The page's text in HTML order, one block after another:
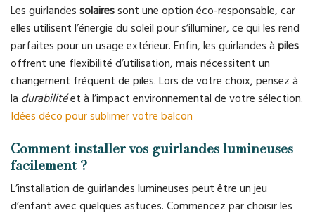
Les guirlandes solairessont une option éco-responsable, car
elles utilisent l’énergie du soleil pour s’illuminer, ce qui les rend
parfaites pour un usage extérieur. Enfin, les guirlandes à piles
offrent une flexibilité d’utilisation, mais nécessitent un
changement fréquent de piles. Lors de votre choix, pensez à
la durabilitéet à l’impact environnemental de votre sélection.
Idées déco pour sublimer votre balcon
Comment installer vos guirlandes lumineuses
facilement ?
L’installation de guirlandes lumineuses peut être un jeu
d’enfant avec quelques astuces. Commencez par choisir les